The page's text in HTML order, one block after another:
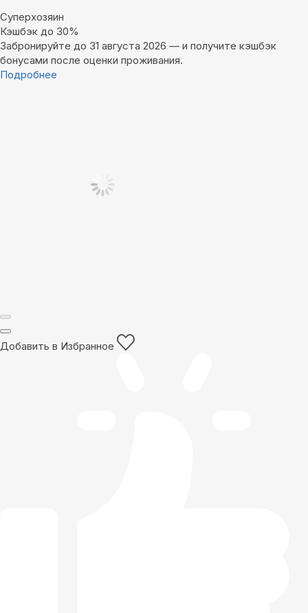
Суперхозяин
Кэшбэк до 30%
Забронируйте до 31 августа 2026 — и получите кэшбэк
бонусами после оценки проживания.
Подробнее
Добавить в Избранное